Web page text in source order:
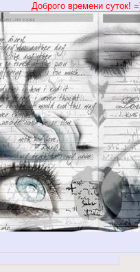
Доброго времени суток!